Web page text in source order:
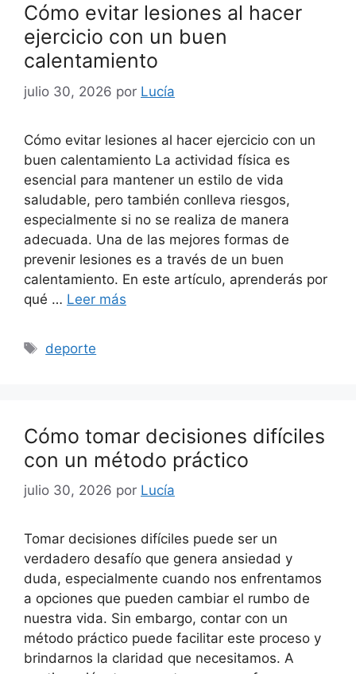
Cómo evitar lesiones al hacer
ejercicio con un buen
calentamiento
julio 30, 2026 por Lucía
Cómo evitar lesiones al hacer ejercicio con un
buen calentamiento La actividad física es
esencial para mantener un estilo de vida
saludable, pero también conlleva riesgos,
especialmente si no se realiza de manera
adecuada. Una de las mejores formas de
prevenir lesiones es a través de un buen
calentamiento. En este artículo, aprenderás por
qué … Leer más
Etiquetas
deporte
Cómo tomar decisiones difíciles
con un método práctico
julio 30, 2026 por Lucía
Tomar decisiones difíciles puede ser un
verdadero desafío que genera ansiedad y
duda, especialmente cuando nos enfrentamos
a opciones que pueden cambiar el rumbo de
nuestra vida. Sin embargo, contar con un
método práctico puede facilitar este proceso y
brindarnos la claridad que necesitamos. A